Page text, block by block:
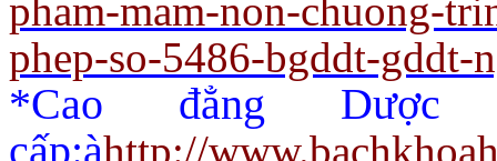
pham-mam-non-chuong-
phep-so-5486-bgddt-gddt-
*Cao đẳng
cấp:àhttp://